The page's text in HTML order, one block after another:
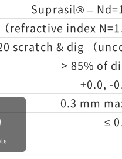
Suprasil® –
refractive index
scratch & dig （
> 85% of
+0.0, -
0.3 mm
≤